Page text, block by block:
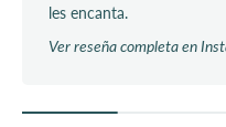
les encanta.
Ver reseña completa en